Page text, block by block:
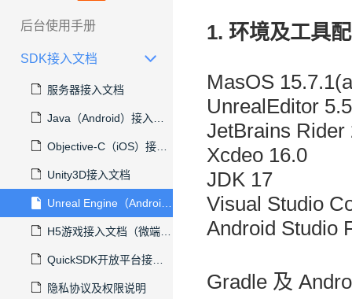
后台使用手册
SDK接入文档
服务器接入文档
Java（Android）接入文档
Objective-C（iOS）接入文档
Unity3D接入文档
Unreal Engine（Android）接入文档
H5游戏接入文档（微端和网页）
QuickSDK开放平台接入文档
隐私协议及权限说明
1. 环境及工具
MasOS
UnrealEditor
JetBrains Rider
Xcdeo 16.0
JDK 17
Visual Studio
Android Studio
Gradle 及